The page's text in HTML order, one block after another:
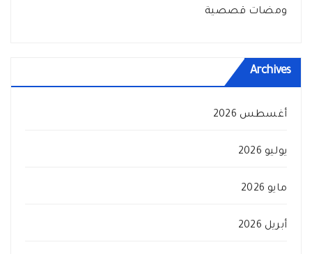
ومضات قصصية
Archives
أغسطس 2026
يوليو 2026
مايو 2026
أبريل 2026